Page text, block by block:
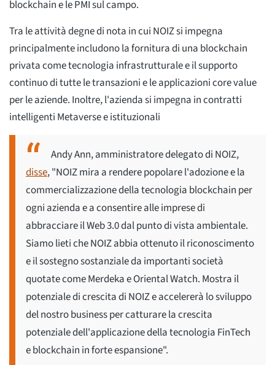
blockchain e le PMI sul campo.
Tra le attività degne di nota in cui NOIZ si impegna
principalmente includono la fornitura di una blockchain
privata come tecnologia infrastrutturale e il supporto
continuo di tutte le transazioni e le applicazioni core value
per le aziende. Inoltre, l'azienda si impegna in contratti
intelligenti Metaverse e istituzionali
Andy Ann, amministratore delegato di NOIZ,
disse, "NOIZ mira a rendere popolare l'adozione e la
commercializzazione della tecnologia blockchain per
ogni azienda e a consentire alle imprese di
abbracciare il Web 3.0 dal punto di vista ambientale.
Siamo lieti che NOIZ abbia ottenuto il riconoscimento
e il sostegno sostanziale da importanti società
quotate come Merdeka e Oriental Watch. Mostra il
potenziale di crescita di NOIZ e accelererà lo sviluppo
del nostro business per catturare la crescita
potenziale dell'applicazione della tecnologia FinTech
e blockchain in forte espansione".